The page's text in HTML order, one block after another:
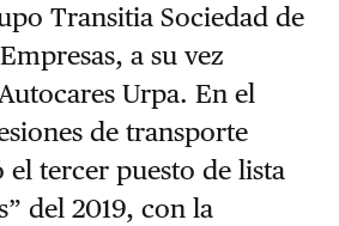
Transitia Sociedad de
a su vez
Urpa. En el
de transporte
tercer puesto de lista
del 2019, con la